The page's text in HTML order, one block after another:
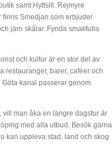
samt Hyttsill. Rejmyre
finns Smedjan som erbjuder
järn skålar. Fynda smakfulla
och kultur är en stor del av
restauranger, barer, caféer och
kanal passerar genom
man åka en längre dagstur är
med alla utbud. Besök gärna
kan uppleva stad, land och skog